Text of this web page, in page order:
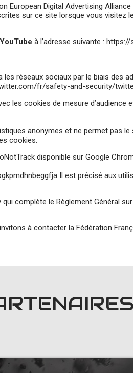
European Digital Advertising
sur ce site lorsque vous visitez
YouTube à l’adresse suivante : https://
réseaux sociaux par le biais des
fr/safety-and-security/
les cookies de mesure
anonymes et ne permet pas
cookies.
disponible sur Google
Il est précisé aux
complète le Règlement Général
à contacter la Fédération